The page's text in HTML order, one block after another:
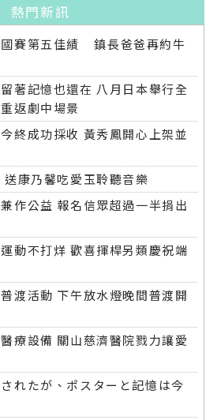
熱門新訊
賽第五佳績 鎮長爸爸再約牛
著記憶也還在 八月日本舉行全
返劇中場景
終成功採收 黃秀鳳開心上架並
康乃馨吃愛玉聆聽音樂
作公益 報名信眾超過一半捐出
動不打烊 歡喜揮桿另類慶祝端
渡活動 下午放水燈晚間普渡開
療設備 關山慈濟醫院戮力讓愛
れたが、ポスターと記憶は今